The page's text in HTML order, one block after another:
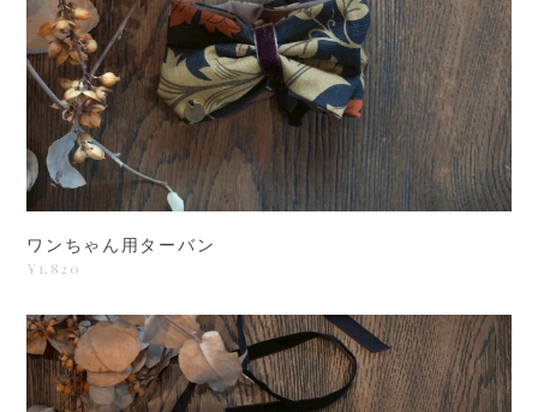
ワンちゃん用ターバン
¥1,820